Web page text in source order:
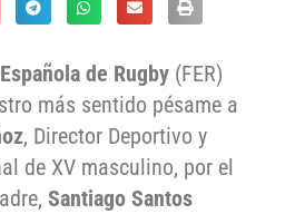
de Rugby (FER)
más sentido pésame a
, Director Deportivo y
de XV masculino, por el
Santiago Santos